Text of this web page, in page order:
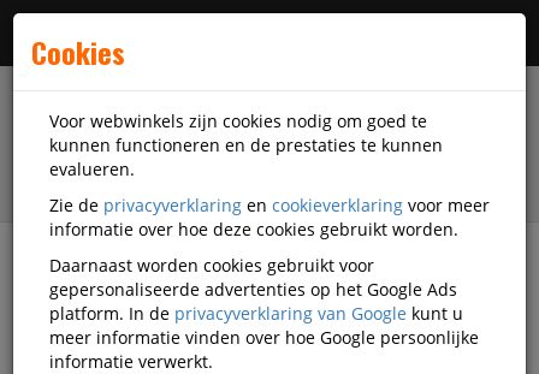
filter
Magazijnartikelen
Verpakken en verzenden
Pallets
Kiga Kunststofftechnik
Cookies
Voor webwinkels zijn cookies nodig om goed te
kunnen functioneren en de prestaties te kunnen
evalueren.
Zie de privacyverklaring en cookieverklaring voor meer
informatie over hoe deze cookies gebruikt worden.
Daarnaast worden cookies gebruikt voor
gepersonaliseerde advertenties op het Google Ads
platform. In de privacyverklaring van Google kunt u
meer informatie vinden over hoe Google persoonlijke
informatie verwerkt.